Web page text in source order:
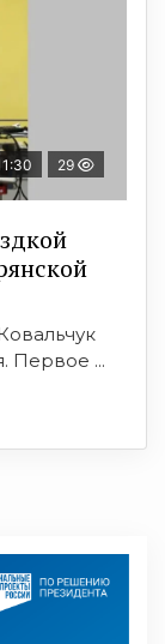
29
Первое ...